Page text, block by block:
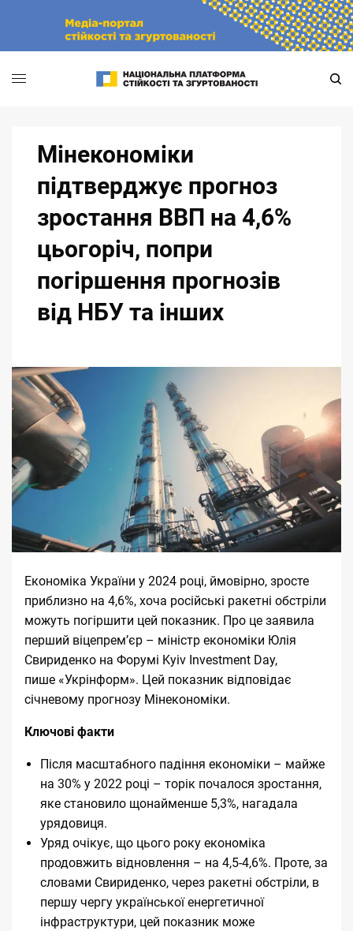
Мінекономіки
підтверджує прогноз
зростання ВВП на 4,6%
цьогоріч, попри
погіршення прогнозів
від НБУ та інших
Економіка України у 2024 році, ймовірно, зросте
приблизно на 4,6%, хоча російські ракетні обстріли
можуть погіршити цей показник. Про це заявила
перший віцепремʼєр – міністр економіки Юлія
Свириденко на Форумі Kyiv Investment Day,
пише «Укрінформ». Цей показник відповідає
січневому прогнозу Мінекономіки.
Ключові факти
Після масштабного падіння економіки – майже
на 30% у 2022 році – торік почалося зростання,
яке становило щонайменше 5,3%, нагадала
урядовиця.
Уряд очікує, що цього року економіка
продовжить відновлення – на 4,5-4,6%. Проте, за
словами Свириденко, через ракетні обстріли, в
першу чергу української енергетичної
інфраструктури, цей показник може